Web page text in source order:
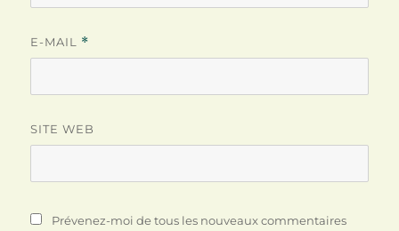
E-MAIL *
SITE WEB
Prévenez-moi de tous les nouveaux commentaires